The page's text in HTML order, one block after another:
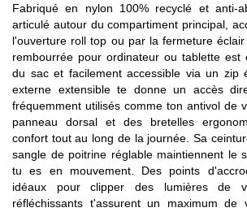
Fabriqué en nylon 100% recyclé et anti-
articulé autour du compartiment principal,
l'ouverture roll top ou par la fermeture
rembourrée pour ordinateur ou tablette est
du sac et facilement accessible via un zip
externe extensible te donne un accès
fréquemment utilisés comme ton antivol de
panneau dorsal et des bretelles
confort tout au long de la journée. Sa
sangle de poitrine réglable maintiennent le
tu es en mouvement. Des points
idéaux pour clipper des lumières de
réfléchissants t'assurent un maximum de